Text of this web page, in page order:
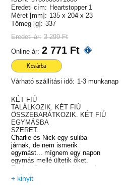
Eredeti cím: Heartstopper 1
Méret [mm]: 135 x 204 x 23
Tömeg [g]: 337
Eredeti ár: 3 299 Ft
Online ár: 2 771 Ft
Kosárba
Várható szállítási idő: 1-3 munkanap
KÉT FIÚ
TALÁLKOZIK. KÉT FIÚ
ÖSSZEBARÁTKOZIK. KÉT FIÚ
EGYMÁSBA
SZERET.
Charlie és Nick egy suliba
járnak, de nem ismerik
egymást... mígnem egy napon
egymás mellé ültetik őket.
Egykettőre összebarátkoznak,
Charlie pedig hamarosan
belezúg Nickbe. Kár, hogy
+ kinyit